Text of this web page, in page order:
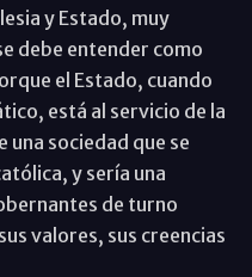
y Estado, muy
debe entender como
el Estado, cuando
está al servicio de la
una sociedad que se
y sería una
de turno
valores, sus creencias